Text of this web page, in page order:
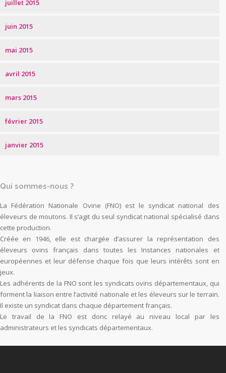
juillet 2015
juin 2015
mai 2015
avril 2015
mars 2015
février 2015
janvier 2015
Qui sommes-nous ?
La Fédération Nationale Ovine (FNO) est le syndicat national des
éleveurs de moutons. Il s’agit du seul syndicat national spécialisé dans
cette production.
Créée en 1946, elle est chargée d’assurer la représentation des
éleveurs ovins français dans toutes les Instances nationales et
européennes et leur défense chaque fois que leurs intérêts sont en
jeux.
Les adhérents de la FNO sont les syndicats ovins départementaux, qui
forment la liaison entre l’activité nationale et les éleveurs sur le terrain.
Il existe un syndicat dans chaque département français.
Le travail de la FNO est donc relayé au niveau local par les
administrateurs et les syndicats départementaux.